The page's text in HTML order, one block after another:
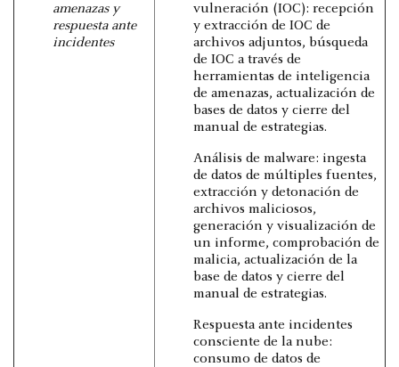
amenazas y
respuesta ante
incidentes
vulneración (IOC): recepción
y extracción de IOC de
archivos adjuntos, búsqueda
de IOC a través de
herramientas de inteligencia
de amenazas, actualización de
bases de datos y cierre del
manual de estrategias.
Análisis de malware: ingesta
de datos de múltiples fuentes,
extracción y detonación de
archivos maliciosos,
generación y visualización de
un informe, comprobación de
malicia, actualización de la
base de datos y cierre del
manual de estrategias.
Respuesta ante incidentes
consciente de la nube:
consumo de datos de